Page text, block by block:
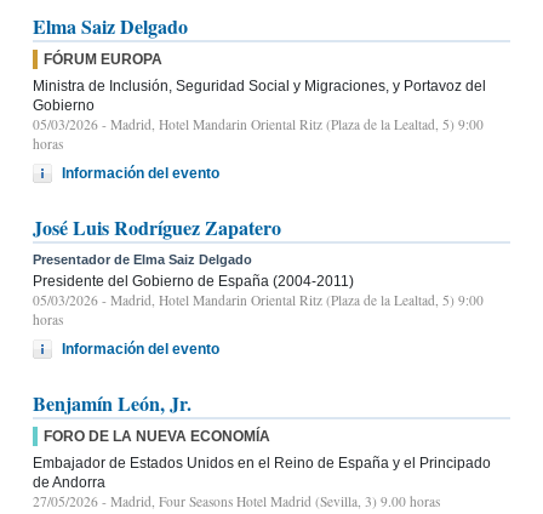
Elma Saiz Delgado
FÓRUM EUROPA
Ministra de Inclusión, Seguridad Social y Migraciones, y Portavoz del
Gobierno
05/03/2026 - Madrid, Hotel Mandarin Oriental Ritz (Plaza de la Lealtad, 5) 9:00
horas
Información del evento
José Luis Rodríguez Zapatero
Presentador de Elma Saiz Delgado
Presidente del Gobierno de España (2004-2011)
05/03/2026 - Madrid, Hotel Mandarin Oriental Ritz (Plaza de la Lealtad, 5) 9:00
horas
Información del evento
Benjamín León, Jr.
FORO DE LA NUEVA ECONOMÍA
Embajador de Estados Unidos en el Reino de España y el Principado
de Andorra
27/05/2026 - Madrid, Four Seasons Hotel Madrid (Sevilla, 3) 9.00 horas